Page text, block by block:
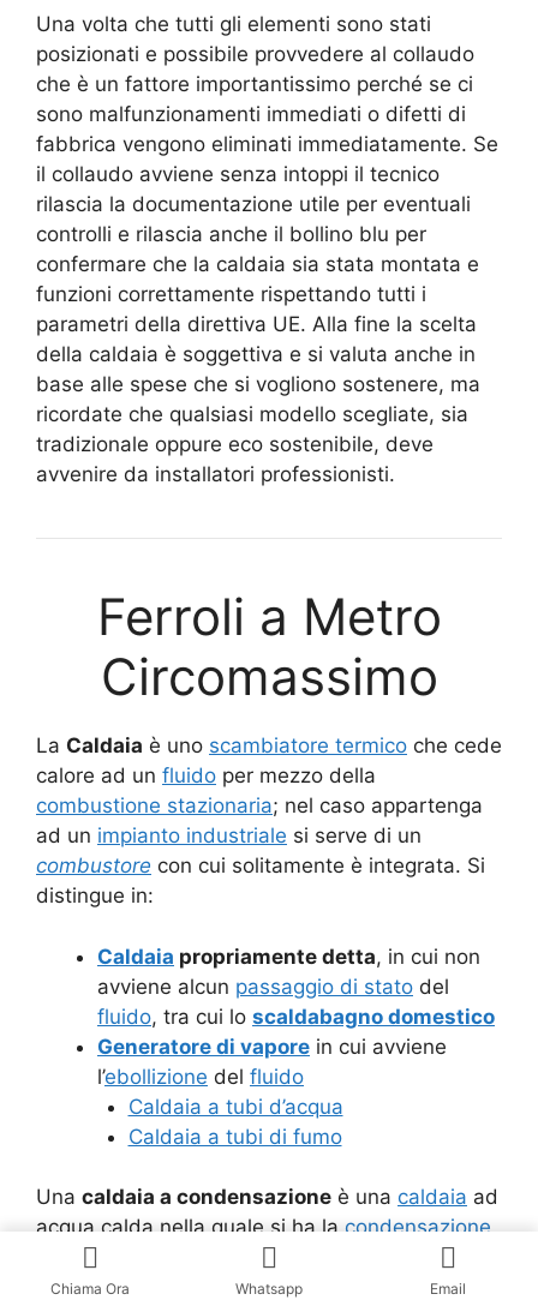
Una volta che tutti gli elementi sono stati
posizionati e possibile provvedere al collaudo
che è un fattore importantissimo perché se ci
sono malfunzionamenti immediati o difetti di
fabbrica vengono eliminati immediatamente. Se
il collaudo avviene senza intoppi il tecnico
rilascia la documentazione utile per eventuali
controlli e rilascia anche il bollino blu per
confermare che la caldaia sia stata montata e
funzioni correttamente rispettando tutti i
parametri della direttiva UE. Alla fine la scelta
della caldaia è soggettiva e si valuta anche in
base alle spese che si vogliono sostenere, ma
ricordate che qualsiasi modello scegliate, sia
tradizionale oppure eco sostenibile, deve
avvenire da installatori professionisti.
Ferroli a Metro
Circomassimo
La Caldaia è uno scambiatore termico che cede
calore ad un fluido per mezzo della
combustione stazionaria; nel caso appartenga
ad un impianto industriale si serve di un
combustore con cui solitamente è integrata. Si
distingue in:
Caldaia propriamente detta, in cui non
avviene alcun passaggio di stato del
fluido, tra cui lo scaldabagno domestico
Generatore di vapore in cui avviene
l’ebollizione del fluido
Caldaia a tubi d’acqua
Caldaia a tubi di fumo
Una caldaia a condensazione è una caldaia ad
acqua calda nella quale si ha la condensazione
vapore acqueo fumi
di scarico. In questo
modo si ha il recupero delcalore latente
di
Chiama Ora Whatsapp Email